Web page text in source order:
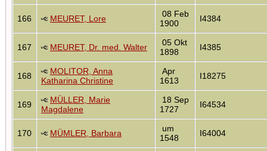
166 MEURET, Lore
08 Feb
1900
I4384
167 MEURET, Dr. med. Walter
05 Okt
1898
I4385
168
MOLITOR, Anna
Katharina Christine
Apr
1613
I18275
169
MÜLLER, Marie
Magdalene
18 Sep
1727
I64534
170 MÜMLER, Barbara
um
1548
I64004